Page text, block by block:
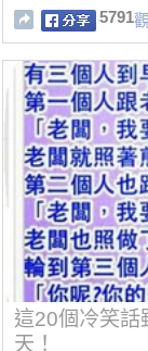
5791
這20個冷笑話
天！